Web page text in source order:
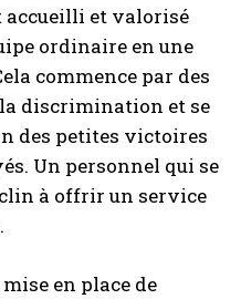
accueilli et valorisé
ordinaire en une
commence par des
discrimination et se
des petites victoires
Un personnel qui se
à offrir un service
en place de